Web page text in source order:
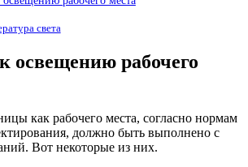
света
освещению рабочего
как рабочего места, согласно нормам
должно быть выполнено с
Вот некоторые из них.